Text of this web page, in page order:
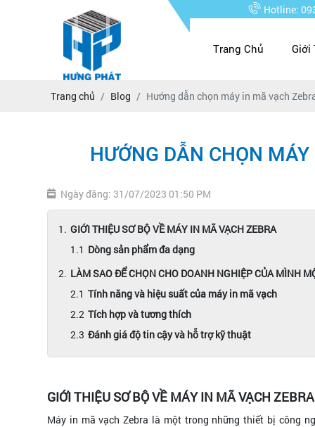
Hotline:
Trang Chủ Giới
Trang chủ Blog Hướng dẫn chọn máy in mã vạch
HƯỚNG DẪN CHỌN
Ngày đăng: 31/07/2023 01:50 PM
GIỚI THIỆU SƠ BỘ VỀ MÁY IN MÃ VẠCH ZEBRA
Dòng sản phẩm đa dạng
LÀM SAO ĐỂ CHỌN CHO DOANH NGHIỆP CỦA MÌNH
Tính năng và hiệu suất của máy in mã vạch
Tích hợp và tương thích
Đánh giá độ tin cậy và hỗ trợ kỹ thuật
GIỚI THIỆU SƠ BỘ VỀ MÁY IN MÃ VẠCH ZEBRA
Máy in mã vạch Zebra là một trong những thiết bị công